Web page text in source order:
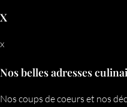
X
x
Nos belles adresses
Nos coups de coeurs et nos